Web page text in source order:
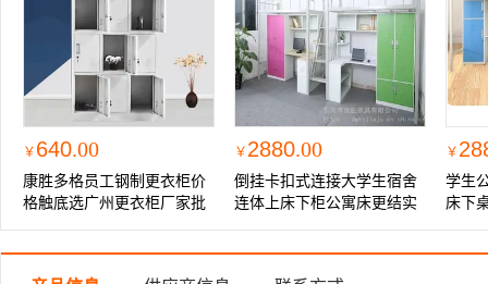
￥ 640.00
康胜多格员工钢制更衣柜价
格触底选广州更衣柜厂家批
￥ 2880.00
倒挂卡扣式连接大学生宿舍
连体上床下柜公寓床更结实
￥
学生
床下